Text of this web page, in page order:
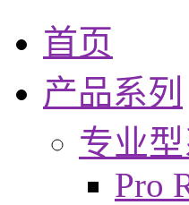
首页
产品系列
专业型
Pro